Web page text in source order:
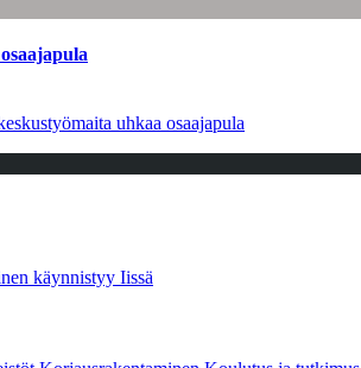
uhkaa osaajapula
käynnistyy Iissä